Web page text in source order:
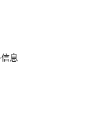
息